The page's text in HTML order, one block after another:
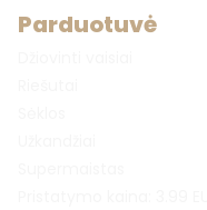
Parduotuvė